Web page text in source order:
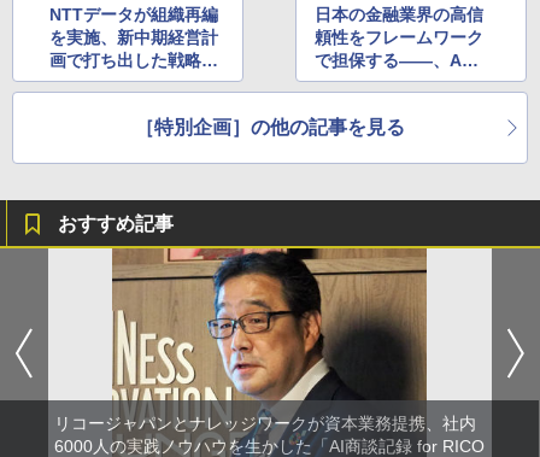
NTTデータが組織再編
を実施、新中期経営計
画で打ち出した戦略に
沿って機能強化を図る
日本の金融業界の高信
頼性をフレームワーク
で担保する――、AWS
ジャパンが「金融リフ
ャ日本版」を公開 新
［特別企画］の他の記事を見る
おすすめ記事
リコージャパンとナレッジワークが資本業務提携、社内
6000人の実践ノウハウを生かした「AI商談記録 for RICO